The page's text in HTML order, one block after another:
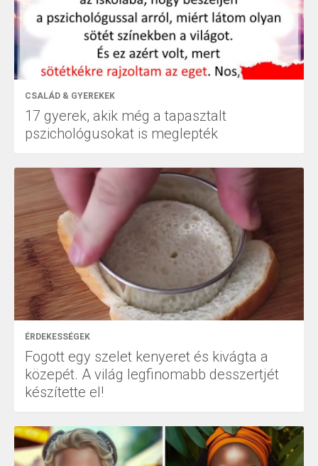
CSALÁD & GYEREKEK
17 gyerek, akik még a tapasztalt
pszichológusokat is meglepték
ÉRDEKESSÉGEK
Fogott egy szelet kenyeret és kivágta a
közepét. A világ legfinomabb desszertjét
készítette el!